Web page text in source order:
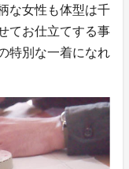
な女性も体型は千
てお仕立てする事
特別な一着になれ